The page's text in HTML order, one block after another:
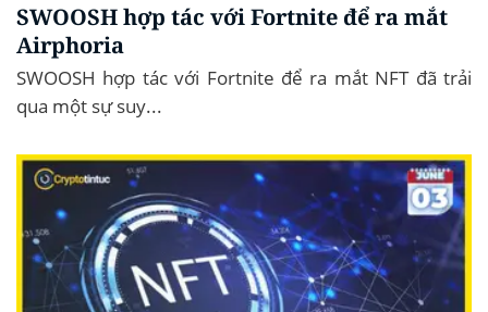
SWOOSH hợp tác với Fortnite để ra mắt
Airphoria
SWOOSH hợp tác với Fortnite để ra mắt NFT đã trải
qua một sự suy...